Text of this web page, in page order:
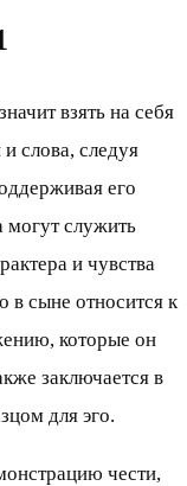
взять на себя
и слова, следуя
его
могут служить
и чувства
в сыне относится к
которые он
заключается в
для эго.
чести,